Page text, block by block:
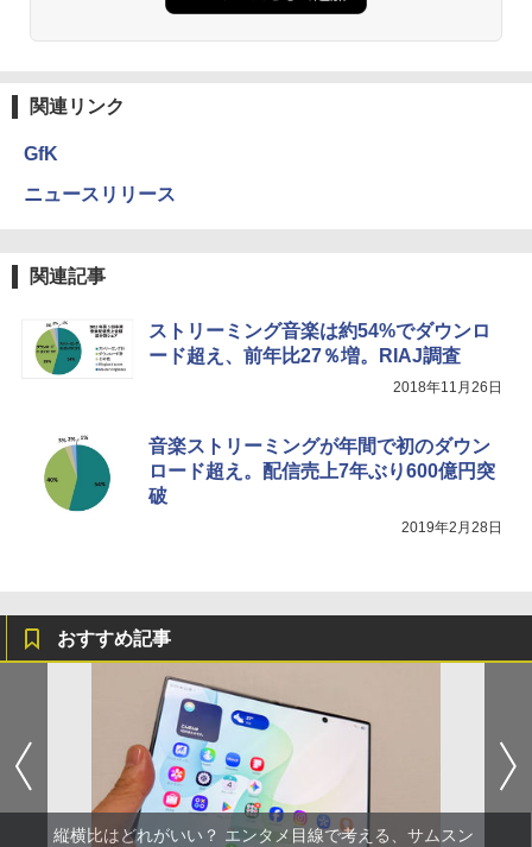
関連リンク
GfK
ニュースリリース
関連記事
ストリーミング音楽は約54%でダウンロ
ード超え、前年比27％増。RIAJ調査
2018年11月26日
音楽ストリーミングが年間で初のダウン
ロード超え。配信売上7年ぶり600億円突
破
2019年2月28日
おすすめ記事
縦横比はどれがいい？ エンタメ目線で考える、サムスン